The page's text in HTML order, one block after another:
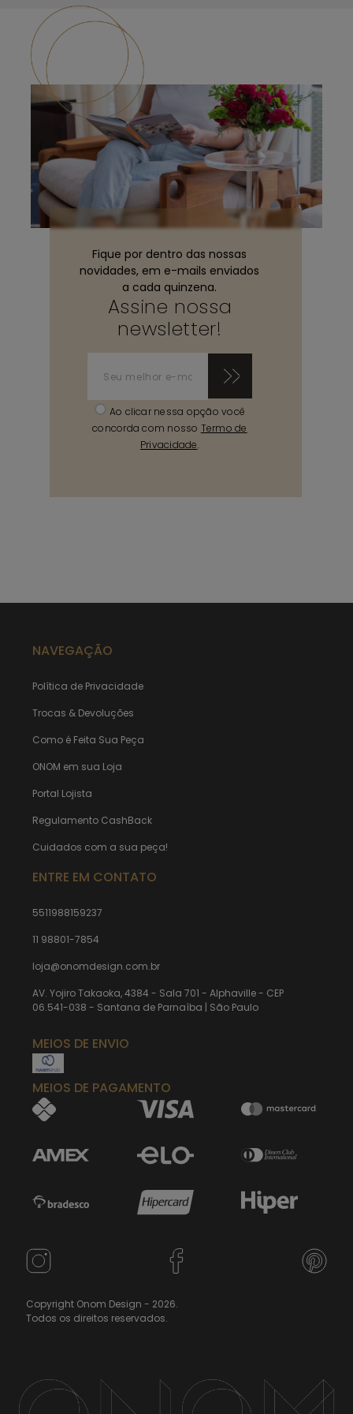
Se precisar lavar a peça, utilize apenas uma bucha
macia com detergente neutro. Enxágue com água e
seque com um pano seco e macio.
Fique por dentro das nossas
novidades, em e-mails enviados
a cada quinzena.
Assine nossa
newsletter!
Ao clicar nessa opção você
concorda com nosso Termo de
Privacidade.
NAVEGAÇÃO
Política de Privacidade
Trocas & Devoluções
Como é Feita Sua Peça
ONOM em sua Loja
Portal Lojista
Regulamento CashBack
Cuidados com a sua peça!
ENTRE EM CONTATO
5511988159237
11 98801-7854
loja@onomdesign.com.br
AV. Yojiro Takaoka, 4384 - Sala 701 - Alphaville - CEP
06.541-038 - Santana de Parnaíba | São Paulo
Copyright Onom Design - 2026.
Todos os direitos reservados.
MEIOS DE ENVIO
MEIOS DE PAGAMENTO